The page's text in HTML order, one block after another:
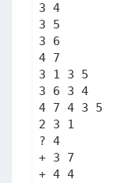
3 4
3 5
3 6
4 7
3 1 3 5
3 6 3 4
4 7 4 3 5
2 3 1
? 4
+ 3 7
+ 4 4